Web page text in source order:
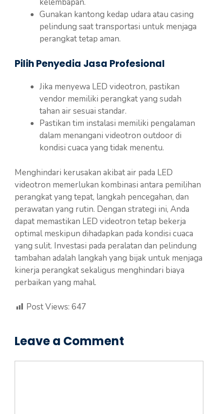
Gunakan kantong kedap udara atau casing
pelindung saat transportasi untuk menjaga
perangkat tetap aman.
Pilih Penyedia Jasa Profesional
Jika menyewa LED videotron, pastikan
vendor memiliki perangkat yang sudah
tahan air sesuai standar.
Pastikan tim instalasi memiliki pengalaman
dalam menangani videotron outdoor di
kondisi cuaca yang tidak menentu.
Menghindari kerusakan akibat air pada LED
videotron memerlukan kombinasi antara pemilihan
perangkat yang tepat, langkah pencegahan, dan
perawatan yang rutin. Dengan strategi ini, Anda
dapat memastikan LED videotron tetap bekerja
optimal meskipun dihadapkan pada kondisi cuaca
yang sulit. Investasi pada peralatan dan pelindung
tambahan adalah langkah yang bijak untuk menjaga
kinerja perangkat sekaligus menghindari biaya
perbaikan yang mahal.
Post Views: 647
Leave a Comment